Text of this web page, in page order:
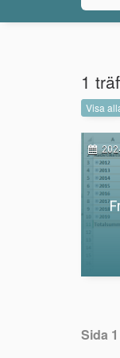
1
Visa
Sida